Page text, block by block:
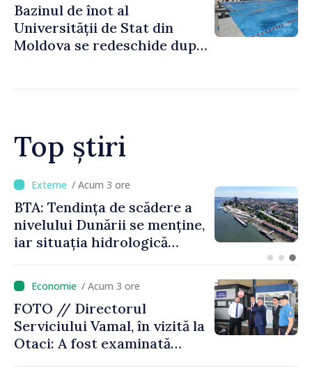
Bazinul de înot al
Universității de Stat din
Moldova se redeschide după
Top știri
/ Acum 47 minute
Energocom a asigurat
necesarul de energie
electrică pentru 8 august.
cetățenii să reducă
consumul în orele de vârf
/ Acum 3 ore
FOTO // Directorul
Serviciului Vamal, în vizită la
Otaci: A fost examinată